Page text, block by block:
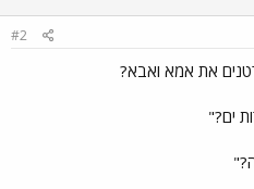
#2
את אמא ואבא?
ים?"